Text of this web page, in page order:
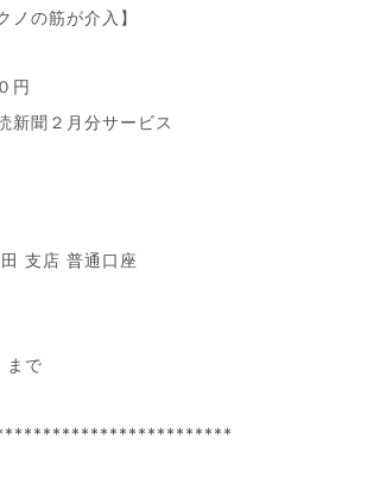
ノの筋が介入】
円
新聞２月分サービス
支店 普通口座
まで